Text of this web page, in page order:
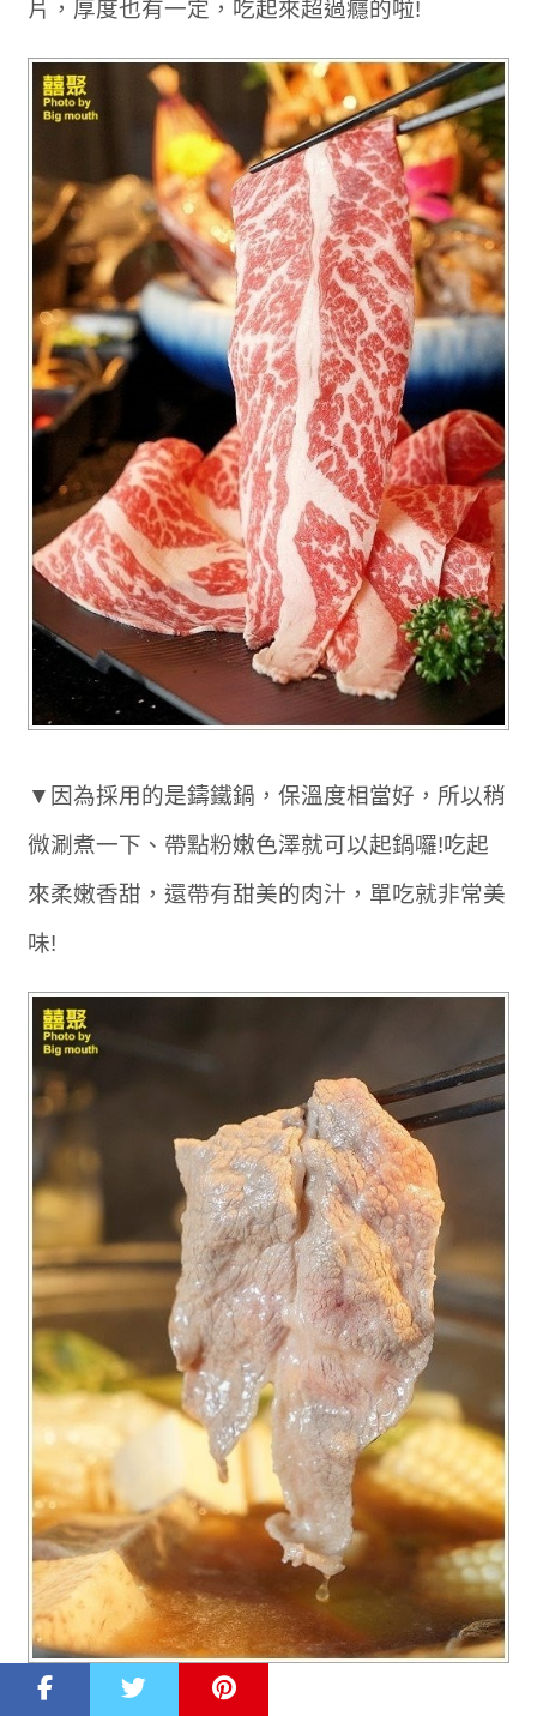
片，厚度也有一定，吃起來超過癮的啦!
▼因為採用的是鑄鐵鍋，保溫度相當好，所以稍
微涮煮一下、帶點粉嫩色澤就可以起鍋囉!吃起
來柔嫩香甜，還帶有甜美的肉汁，單吃就非常美
味!